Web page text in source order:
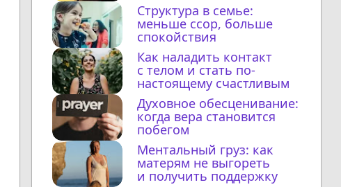
Структура в семье:
меньше ссор, больше
спокойствия
Как наладить контакт
с телом и стать по-
настоящему счастливым
Духовное обесценивание:
когда вера становится
побегом
Ментальный груз: как
матерям не выгореть
и получить поддержку